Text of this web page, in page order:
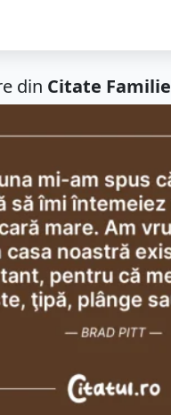
din Citate Familie